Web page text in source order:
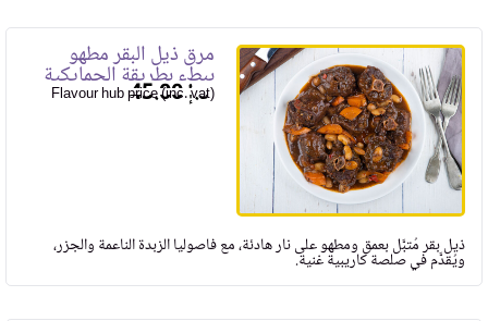
مرق ذيل البقر مطهو
ببطء بطريقة الجمايكية
45.00
Flavour hub price (inc. vat)
ذيل بقر مُتبَّل بعمق ومطهو على نار هادئة، مع فاصوليا الزبدة الناعمة والجزر،
ويُقدَّم في صلصة كاريبية غنية.